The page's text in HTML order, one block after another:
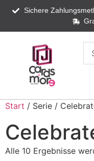
Sichere
Start / Serie /
Alle 10 Ergebnisse